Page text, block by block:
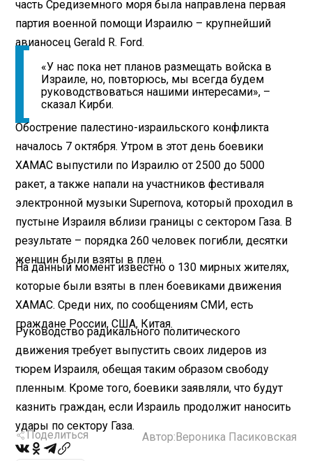
часть Средиземного моря была направлена первая
партия военной помощи Израилю – крупнейший
авианосец Gerald R. Ford.
«У нас пока нет планов размещать войска в
Израиле, но, повторюсь, мы всегда будем
руководствоваться нашими интересами», –
сказал Кирби.
Обострение палестино-израильского конфликта
началось 7 октября. Утром в этот день боевики
ХАМАС выпустили по Израилю от 2500 до 5000
ракет, а также напали на участников фестиваля
электронной музыки Supernova, который проходил в
пустыне Израиля вблизи границы с сектором Газа. В
результате – порядка 260 человек погибли, десятки
женщин были взяты в плен.
На данный момент известно о 130 мирных жителях,
которые были взяты в плен боевиками движения
ХАМАС. Среди них, по сообщениям СМИ, есть
граждане России, США, Китая.
Руководство радикального политического
движения требует выпустить своих лидеров из
тюрем Израиля, обещая таким образом свободу
пленным. Кроме того, боевики заявляли, что будут
казнить граждан, если Израиль продолжит наносить
удары по сектору Газа.
Поделиться Автор: Вероника Пасиковская